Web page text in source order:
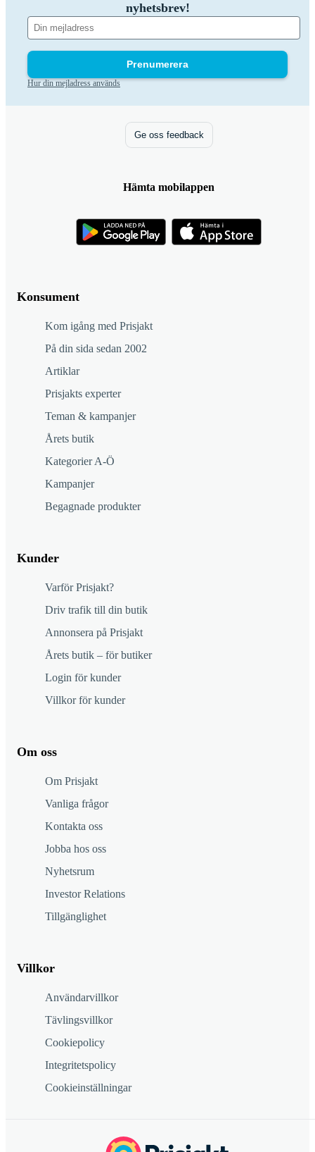
nyhetsbrev!
Prenumerera
Hur din mejladress används
Konsument
Kom igång med Prisjakt
På din sida sedan 2002
Artiklar
Prisjakts experter
Teman & kampanjer
Årets butik
Kategorier A-Ö
Kampanjer
Begagnade produkter
Kunder
Varför Prisjakt?
Driv trafik till din butik
Annonsera på Prisjakt
Årets butik – för butiker
Login för kunder
Villkor för kunder
Om oss
Om Prisjakt
Vanliga frågor
Kontakta oss
Jobba hos oss
Nyhetsrum
Investor Relations
Tillgänglighet
Villkor
Användarvillkor
Tävlingsvillkor
Cookiepolicy
Integritetspolicy
Cookieinställningar
Ge oss feedback
Hämta mobilappen